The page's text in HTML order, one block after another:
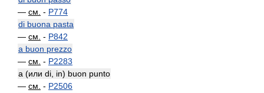
— см. - P774
di buona pasta
— см. - P842
a buon prezzo
— см. - P2283
a (или di, in) buon punto
— см. - P2506